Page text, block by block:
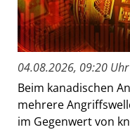
04.08.2026, 09:20 Uhr
Beim kanadischen
mehrere
im Gegenwert von